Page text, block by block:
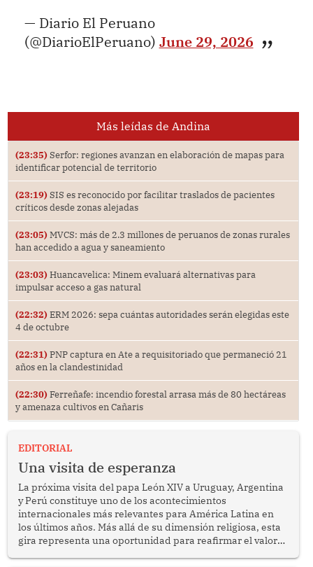
— Diario El Peruano
(@DiarioElPeruano) June 29, 2026
Más leídas de Andina
(23:35) Serfor: regiones avanzan en elaboración de mapas para
identificar potencial de territorio
(23:19) SIS es reconocido por facilitar traslados de pacientes
críticos desde zonas alejadas
(23:05) MVCS: más de 2.3 millones de peruanos de zonas rurales
han accedido a agua y saneamiento
(23:03) Huancavelica: Minem evaluará alternativas para
impulsar acceso a gas natural
(22:32) ERM 2026: sepa cuántas autoridades serán elegidas este
4 de octubre
(22:31) PNP captura en Ate a requisitoriado que permaneció 21
años en la clandestinidad
(22:30) Ferreñafe: incendio forestal arrasa más de 80 hectáreas
y amenaza cultivos en Cañaris
EDITORIAL
Una visita de esperanza
La próxima visita del papa León XIV a Uruguay, Argentina
y Perú constituye uno de los acontecimientos
internacionales más relevantes para América Latina en
los últimos años. Más allá de su dimensión religiosa, esta
gira representa una oportunidad para reafirmar el valor